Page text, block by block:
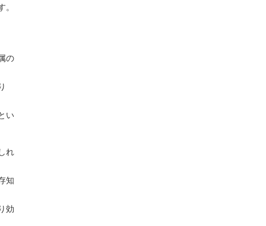
の
い
れ
知
効